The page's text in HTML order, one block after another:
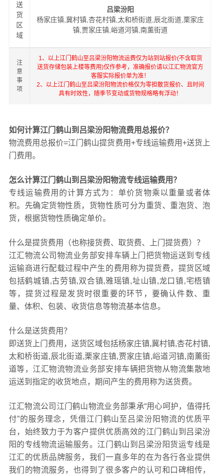
送
货
区
域
吕梁汾阳
杨家庄镇,冀村镇,杏花村镇,太和桥街道,辰北街道,栗家庄
镇,贾家庄镇,峪道河镇,南薰街道
注
意
事
项
1、以上江门鹤山至吕梁汾阳物流运费仅为站到站报价(不含取货
送货存储包装上楼等费用)仅作参考，准确报价请以江汇物流官方
客服实际报价单为准！
2、以上江门鹤山至吕梁汾阳物流价格仅为零担散货报价、且时间
具有时效性，随季节变动或货物规格略有浮动！
如何计算江门鹤山到吕梁汾阳物流费用总报价？
物流费用总报价=江门鹤山提货费用+专线运输费用+送货上
门费用。
怎么计算江门鹤山到吕梁汾阳物流专线运输费用？
专线运输费用的计算方式为：单价货物乘以重量或者体
积。先确定货物性质，货物性质可分为重货、重泡货、泡
货，根据货物性质确定单价。
什么是提货费用（也称接货费、取货费、上门提货费）？
江汇物流公司物流业务部安排车辆上门把货物运送到专线
运输商进行配载过程中产生的费用称为提货费，提货区域
包括鹤城镇,古劳镇,双合镇,雅瑶镇,址山镇,龙口镇,宅梧镇
等，提货过程是发货时很重要的环节，要确认件数、重
量、体积、包装、收货信息等物流基本信息。
什么是送货费用？
即送货上门费用，送货区域包括杨家庄镇,冀村镇,杏花村镇,
太和桥街道,辰北街道,栗家庄镇,贾家庄镇,峪道河镇,南薰街
道等，江汇物流物流业务部安排车辆把货物从物流集散地
运送到指定的收货地点，期间产生的费用称为送货费。
江汇物流公司江门鹤山物流业务部秉承“用心呵护，值得托
付”的服务理念，凭借江门鹤山至吕梁汾阳物流的优质平
台，始终致力于为客户提供优质高效的江门鹤山到吕梁汾
阳的专线物流运输服务。江门鹤山到吕梁汾阳货运专线是
江汇的优质品牌服务，我们一直多年的在为各行各业提供
我们的物流服务，也得到了很多客户的认可和口碑相传，